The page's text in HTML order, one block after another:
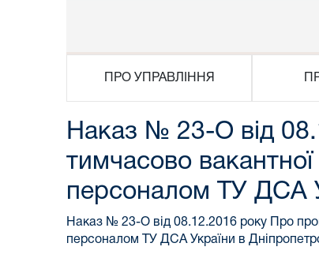
ПРО УПРАВЛІННЯ
Наказ № 23-О від
тимчасово вакантної
персоналом ТУ ДСА
Наказ № 23-О від 08.12.2016 року Про
персоналом ТУ ДСА України в